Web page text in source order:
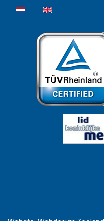
Selecteer de taal